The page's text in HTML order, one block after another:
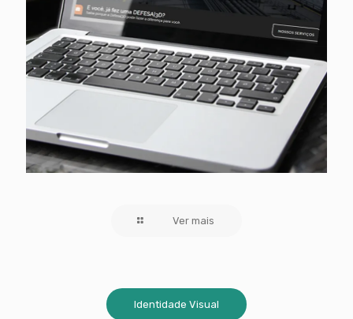
Ver mais
Identidade Visual